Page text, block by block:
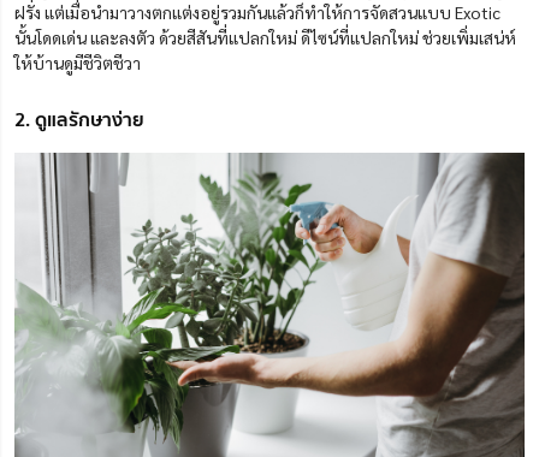
ฝรั่ง แต่เมื่อนำมาวางตกแต่งอยู่รวมกันแล้วก็ทำให้การจัดสวนแบบ Exotic
นั้นโดดเด่น และลงตัว ด้วยสีสันที่แปลกใหม่ ดีไซน์ที่แปลกใหม่ ช่วยเพิ่มเสน่ห์
ให้บ้านดูมีชีวิตชีวา
2. ดูแลรักษาง่าย